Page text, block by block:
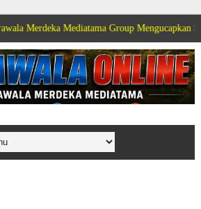
Mediatama Group Mengucapkan Selamat